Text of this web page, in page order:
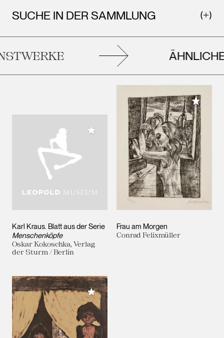
SUCHE IN DER SAMMLUNG
ÄHNLICHE
Karl Kraus. Blatt aus der Serie
Menschenköpfe
Oskar Kokoschka, Verlag
der Sturm / Berlin
Meiner Sammlung hinzufügen
Frau am Morgen
Conrad Felixmüller
Meiner
Meiner Sammlung hinzufügen